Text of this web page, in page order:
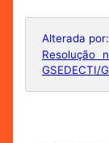
Alterada por:
Resolução
GSEDECTI/